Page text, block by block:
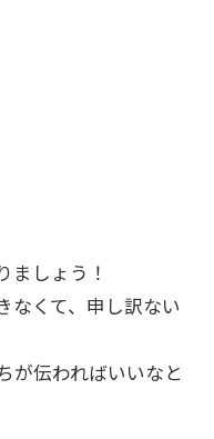
ましょう！
なくて、申し訳ない
が伝わればいいなと